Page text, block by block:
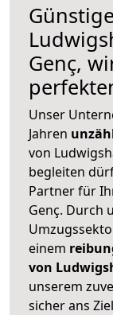
Genç,
Unser
Jahren
von
begleiten
Partner für
Genç. Durch
einem
von
unserem
sicher ans